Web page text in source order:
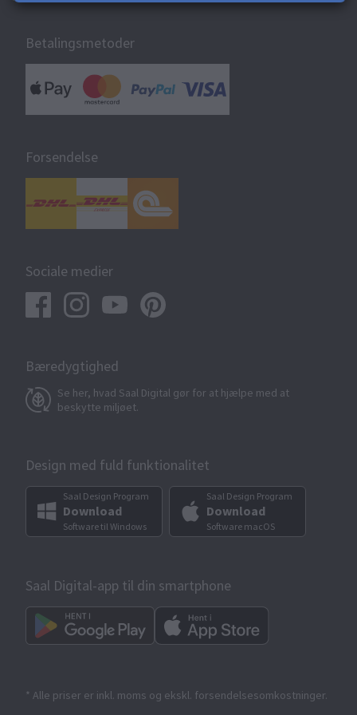
Betalingsmetoder
Forsendelse
Sociale medier
Bæredygtighed
Se her, hvad Saal Digital gør for at hjælpe med at
beskytte miljøet.
Design med fuld funktionalitet
Saal Design Program
Download
Software til Windows
Saal Design Program
Download
Software macOS
Saal Digital-app til din smartphone
* Alle priser er inkl. moms og ekskl. forsendelsesomkostninger.